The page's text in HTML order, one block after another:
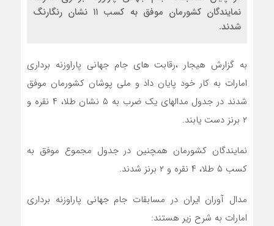
نمایندگان کشورمان موفق به کسب ۱۱ نشان رنگارنگ
شدند.
به گزارش هیجار ،رقابت های جام جهانی پاراوزنه برداری
امارات به کار خود پایان داد و ملی پوشان کشورمان موفق
شدند در جدول مدالهای یک ضرب به ۵ نشان طلا، ۴ نقره و
۲ برنز دست یابند.
نمایندگان کشورمان همچنین در جدول مجموع موفق به
کسب ۵ طلا، ۴ نقره و ۲ برنز شدند.
مدال آوران ایران در مسابقات جام جهانی پاراوزنه برداری
امارات به شرح زیر هستند: